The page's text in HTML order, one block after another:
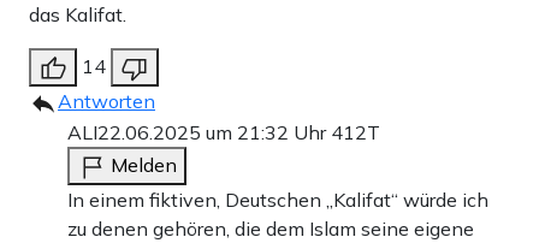
das Kalifat.
14
Antworten
ALI22.06.2025 um 21:32 Uhr 412T
Melden
In einem fiktiven, Deutschen „Kalifat“ würde ich
zu denen gehören, die dem Islam seine eigene